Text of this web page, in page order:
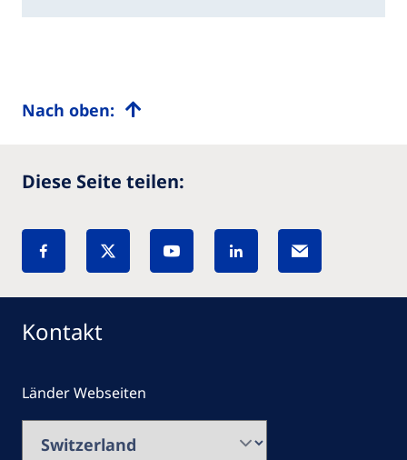
Nach oben:
Diese Seite teilen:
Kontakt
Länder Webseiten